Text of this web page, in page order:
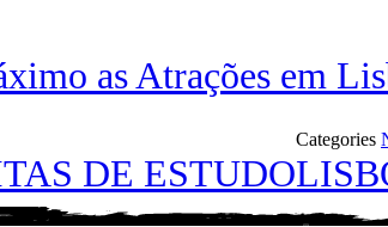
as Atrações em
DE ESTUDO
Categories